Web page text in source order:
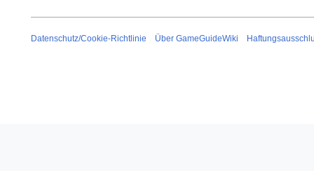
Datenschutz/Cookie-Richtlinie Über GameGuideWiki